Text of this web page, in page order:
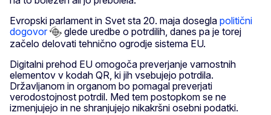
Evropski parlament in Svet sta 20. maja dosegla politični
dogovor
glede uredbe o potrdilih, danes pa je torej
začelo delovati tehnično ogrodje sistema EU.
Digitalni prehod EU omogoča preverjanje varnostnih
elementov v kodah QR, ki jih vsebujejo potrdila.
Državljanom in organom bo pomagal preverjati
verodostojnost potrdil. Med tem postopkom se ne
izmenjujejo in ne shranjujejo nikakršni osebni podatki.